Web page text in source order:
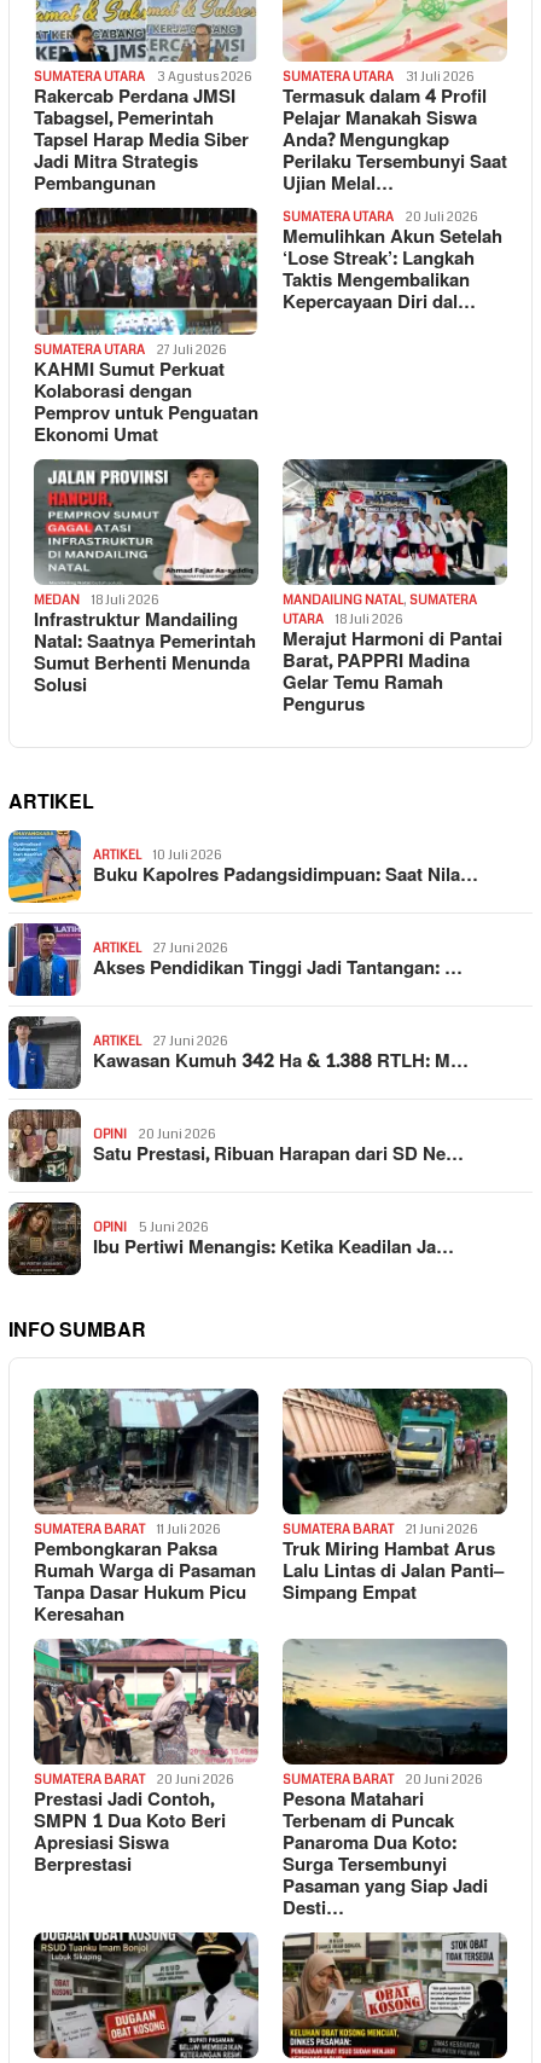
SUMATERA UTARA 3 Agustus 2026
Rakercab Perdana JMSI
Tabagsel, Pemerintah
Tapsel Harap Media Siber
Jadi Mitra Strategis
Pembangunan
SUMATERA UTARA 31 Juli 2026
Termasuk dalam 4 Profil
Pelajar Manakah Siswa
Anda? Mengungkap
Perilaku Tersembunyi Saat
Ujian Melal…
SUMATERA UTARA 27 Juli 2026
KAHMI Sumut Perkuat
Kolaborasi dengan
Pemprov untuk Penguatan
Ekonomi Umat
SUMATERA UTARA 20 Juli 2026
Memulihkan Akun Setelah
‘Lose Streak’: Langkah
Taktis Mengembalikan
Kepercayaan Diri dal…
MEDAN 18 Juli 2026
Infrastruktur Mandailing
Natal: Saatnya Pemerintah
Sumut Berhenti Menunda
Solusi
MANDAILING NATAL, SUMATERA
UTARA
18 Juli 2026
Merajut Harmoni di Pantai
Barat, PAPPRI Madina
Gelar Temu Ramah
Pengurus
ARTIKEL
ARTIKEL 10 Juli 2026
Buku Kapolres Padangsidimpuan: Saat Nila…
ARTIKEL 27 Juni 2026
Akses Pendidikan Tinggi Jadi Tantangan: …
ARTIKEL 27 Juni 2026
Kawasan Kumuh 342 Ha & 1.388 RTLH: M…
OPINI 20 Juni 2026
Satu Prestasi, Ribuan Harapan dari SD Ne…
OPINI 5 Juni 2026
Ibu Pertiwi Menangis: Ketika Keadilan Ja…
INFO SUMBAR
SUMATERA BARAT 11 Juli 2026
Pembongkaran Paksa
Rumah Warga di Pasaman
Tanpa Dasar Hukum Picu
Keresahan
SUMATERA BARAT 21 Juni 2026
Truk Miring Hambat Arus
Lalu Lintas di Jalan Panti–
Simpang Empat
SUMATERA BARAT 20 Juni 2026
Prestasi Jadi Contoh,
SMPN 1 Dua Koto Beri
Apresiasi Siswa
Berprestasi
SUMATERA BARAT 20 Juni 2026
Pesona Matahari
Terbenam di Puncak
Panaroma Dua Koto:
Surga Tersembunyi
Pasaman yang Siap Jadi
Desti…